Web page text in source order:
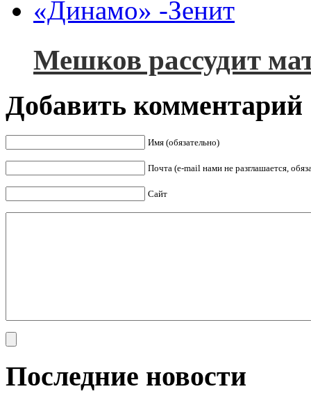
Мешков рассудит
Добавить комментарий
Имя (обязательно)
Почта (e-mail нами не разглашается,
Сайт
Последние новости